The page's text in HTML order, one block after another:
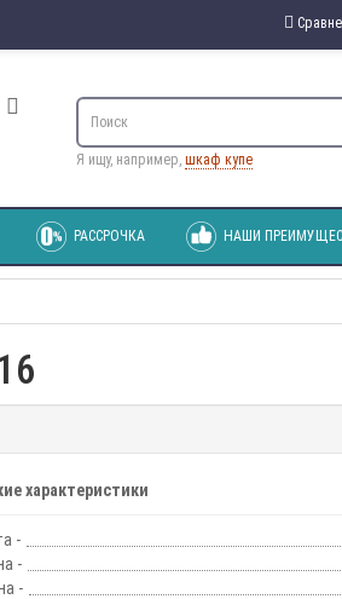
Я ищу, например, шкаф купе
РАССРОЧКА НАШИ
характеристики
-
-
-